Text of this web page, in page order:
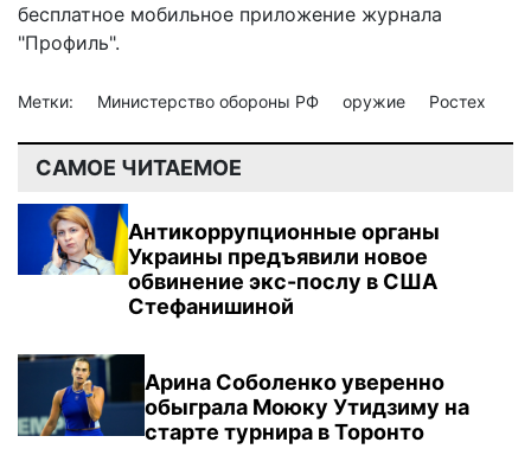
бесплатное мобильное приложение журнала
"Профиль".
Метки: Министерство обороны РФ оружие Ростех
САМОЕ ЧИТАЕМОЕ
Антикоррупционные органы
Украины предъявили новое
обвинение экс-послу в США
Стефанишиной
Арина Соболенко уверенно
обыграла Моюку Утидзиму на
старте турнира в Торонто